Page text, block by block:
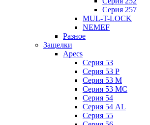
Серия 257
MUL-T-LOCK
NEMEF
Разное
Защелки
Apecs
Серия 53
Серия 53 P
Серия 53 М
Серия 53 МC
Серия 54
Серия 54 AL
Серия 55